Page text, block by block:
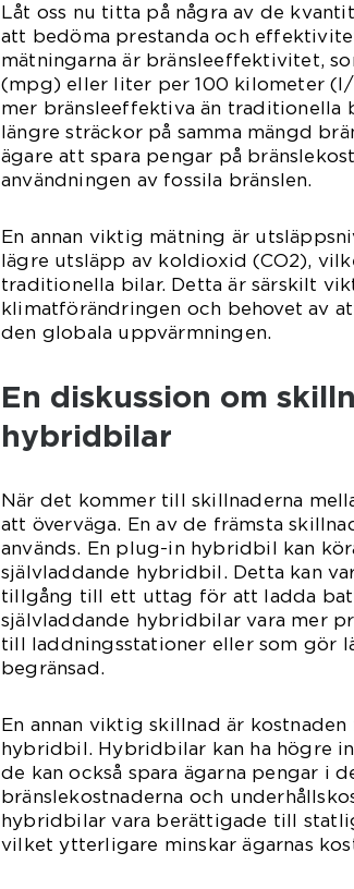
Låt oss nu titta på några av de
att bedöma prestanda och
mätningarna är bränsleeffektivitet,
(mpg) eller liter per 100 kilometer
mer bränsleeffektiva än traditionella
längre sträckor på samma mängd
ägare att spara pengar på
användningen av fossila bränslen.
En annan viktig mätning är
lägre utsläpp av koldioxid (CO2),
traditionella bilar. Detta är särskilt
klimatförändringen och behovet av
den globala uppvärmningen.
En diskussion om
hybridbilar
När det kommer till skillnaderna
att överväga. En av de främsta
används. En plug-in hybridbil kan
självladdande hybridbil. Detta kan
tillgång till ett uttag för att ladda
självladdande hybridbilar vara mer
till laddningsstationer eller som gör
begränsad.
En annan viktig skillnad är
hybridbil. Hybridbilar kan ha högre
de kan också spara ägarna pengar i
bränslekostnaderna och
hybridbilar vara berättigade till
vilket ytterligare minskar ägarnas